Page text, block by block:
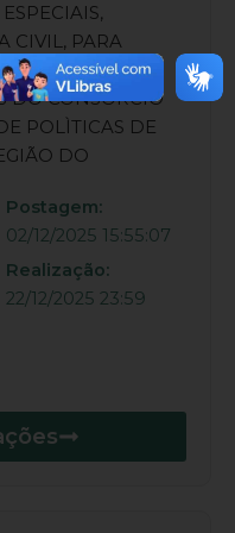
CIVIL, PARA
DOS
DO CONSORCIO
POLÌTICAS DE
DO
Postagem:
02/12/2025 15:55:07
Realização:
22/12/2025 23:59